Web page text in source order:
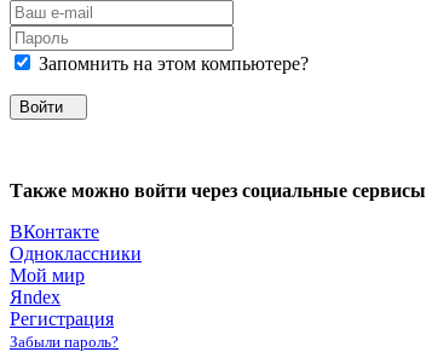
Запомнить на этом компьютере?
Войти
Также можно войти через социальные сервисы
ВКонтакте
Одноклассники
Мой мир
Яndex
Регистрация
Забыли пароль?